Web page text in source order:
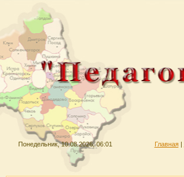
Понедельник, 10.08.2026, 06:01 Главная|